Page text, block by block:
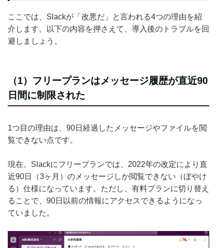
ここでは、Slackが「改悪だ」と言われる4つの理由を紹
介します。以下の内容を押さえて、導入後のトラブルを回
避しましょう。
（1）フリープランはメッセージ履歴が直近90
日間に制限された
1つ目の理由は、90日経過したメッセージやファイルを閲
覧できない点です。
現在、Slackにフリープランでは、2022年の改定により直
近90日（3ヶ月）のメッセージしか閲覧できない（ぼやけ
る）仕様になっています。ただし、有料プランに切り替え
ることで、90日以前の情報にアクセスできるようになっ
ていました。